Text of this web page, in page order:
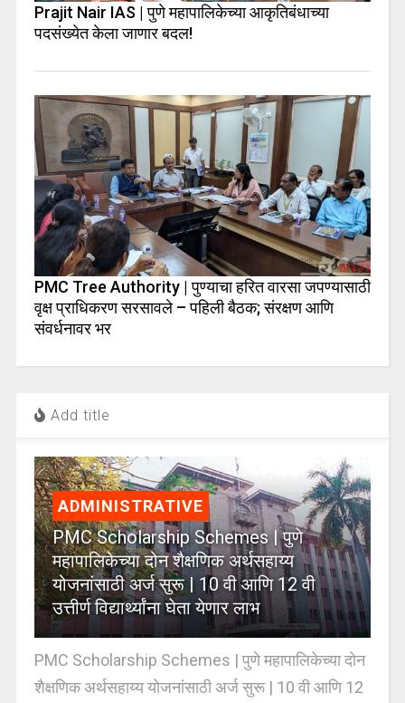
Prajit Nair IAS | पुणे महापालिकेच्या आकृतिबंधाच्या
पदसंख्येत केला जाणार बदल!
PMC Tree Authority | पुण्याचा हरित वारसा जपण्यासाठी
वृक्ष प्राधिकरण सरसावले – पहिली बैठक; संरक्षण आणि
संवर्धनावर भर
Add title
ADMINISTRATIVE
PMC Scholarship Schemes | पुणे
महापालिकेच्या दोन शैक्षणिक अर्थसहाय्य
योजनांसाठी अर्ज सुरू | 10 वी आणि 12 वी
उत्तीर्ण विद्यार्थ्यांना घेता येणार लाभ
PMC Scholarship Schemes | पुणे महापालिकेच्या दोन
शैक्षणिक अर्थसहाय्य योजनांसाठी अर्ज सुरू | 10 वी आणि 12